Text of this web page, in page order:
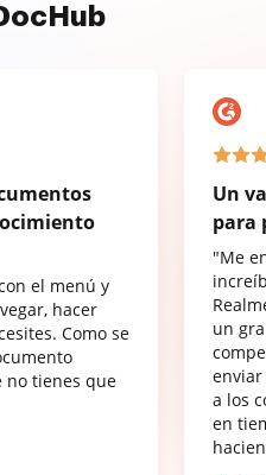
el menú y
hacer
Como se
no tienes que
Un
para
"Me
un
a los
en